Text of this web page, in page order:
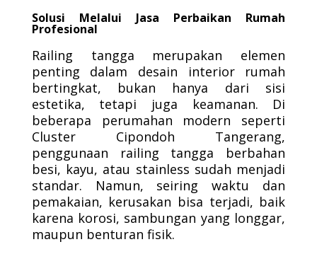
Solusi Melalui Jasa Perbaikan Rumah
Profesional
Railing tangga merupakan elemen
penting dalam desain interior rumah
bertingkat, bukan hanya dari sisi
estetika, tetapi juga keamanan. Di
beberapa perumahan modern seperti
Cluster Cipondoh Tangerang,
penggunaan railing tangga berbahan
besi, kayu, atau stainless sudah menjadi
standar. Namun, seiring waktu dan
pemakaian, kerusakan bisa terjadi, baik
karena korosi, sambungan yang longgar,
maupun benturan fisik.